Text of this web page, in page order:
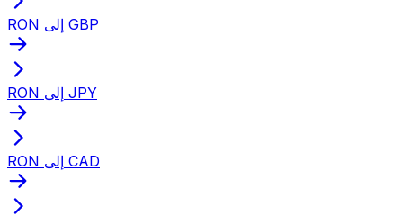
RON إلى GBP
RON إلى JPY
RON إلى CAD